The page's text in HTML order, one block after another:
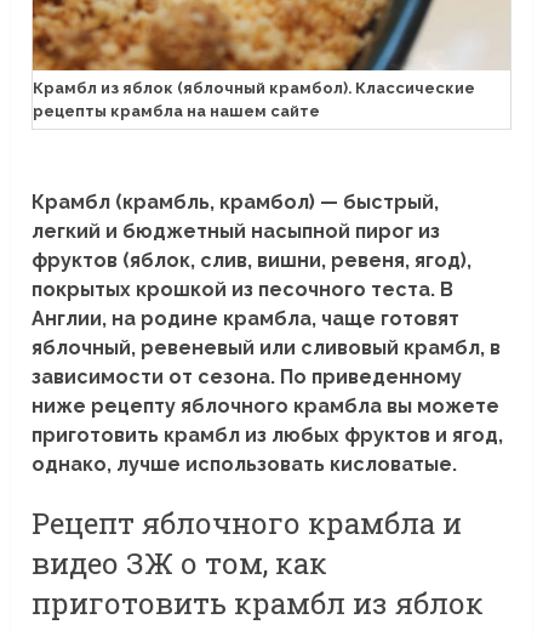
Крамбл из яблок (яблочный крамбол). Классические
рецепты крамбла на нашем сайте
Крамбл (крамбль, крамбол) — быстрый,
легкий и бюджетный насыпной пирог из
фруктов (яблок, слив, вишни, ревеня, ягод),
покрытых крошкой из песочного теста. В
Англии, на родине крамбла, чаще готовят
яблочный, ревеневый или сливовый крамбл, в
зависимости от сезона. По приведенному
ниже рецепту яблочного крамбла вы можете
приготовить крамбл из любых фруктов и ягод,
однако, лучше использовать кисловатые.
Рецепт яблочного крамбла и
видео ЗЖ о том, как
приготовить крамбл из яблок